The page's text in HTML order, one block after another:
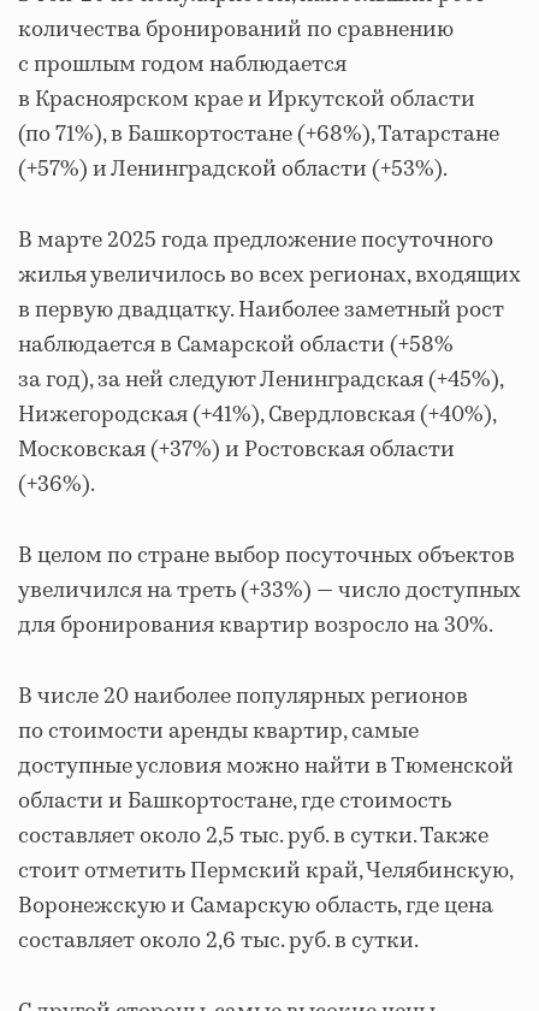
количества бронирований по сравнению
с прошлым годом наблюдается
в Красноярском крае и Иркутской области
(по 71%), в Башкортостане (+68%), Татарстане
(+57%) и Ленинградской области (+53%).
В марте 2025 года предложение посуточного
жилья увеличилось во всех регионах, входящих
в первую двадцатку. Наиболее заметный рост
наблюдается в Самарской области (+58%
за год), за ней следуют Ленинградская (+45%),
Нижегородская (+41%), Свердловская (+40%),
Московская (+37%) и Ростовская области
(+36%).
В целом по стране выбор посуточных объектов
увеличился на треть (+33%) — число доступных
для бронирования квартир возросло на 30%.
В числе 20 наиболее популярных регионов
по стоимости аренды квартир, самые
доступные условия можно найти в Тюменской
области и Башкортостане, где стоимость
составляет около 2,5 тыс. руб. в сутки. Также
стоит отметить Пермский край, Челябинскую,
Воронежскую и Самарскую область, где цена
составляет около 2,6 тыс. руб. в сутки.